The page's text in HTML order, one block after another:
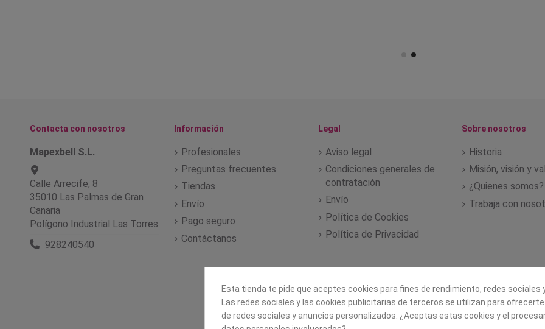
Contacta con nosotros
Mapexbell S.L.
Calle Arrecife, 8
35010 Las Palmas de Gran
Canaria
Polígono Industrial Las Torres
928240540
Información
Profesionales
Preguntas frecuentes
Tiendas
Envío
Pago seguro
Contáctanos
Legal
Aviso legal
Condiciones generales de
contratación
Envío
Política de Cookies
Política de Privacidad
Sobre nosotros
Historia
Misión, visión y
¿Quienes somos?
Trabaja con
Esta tienda te pide que aceptes cookies para fines de rendimiento, redes sociales
Las redes sociales y las cookies publicitarias de terceros se utilizan para
de redes sociales y anuncios personalizados. ¿Aceptas estas cookies y el